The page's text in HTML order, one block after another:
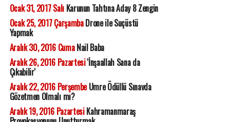
Ocak 31, 2017 SalıKarunun Tahtına Aday 8 Zengin
Ocak 25, 2017 ÇarşambaDrone ile Suçüstü
Yapmak
Aralık 30, 2016 CumaNail Baba
Aralık 26, 2016 Pazartesi'İnşaallah Sana da
Çıkabilir'
Aralık 22, 2016 PerşembeUmre Ödüllü Sınavda
Gözetmen Olmalı mı?
Aralık 19, 2016 PazartesiKahramanmaraş